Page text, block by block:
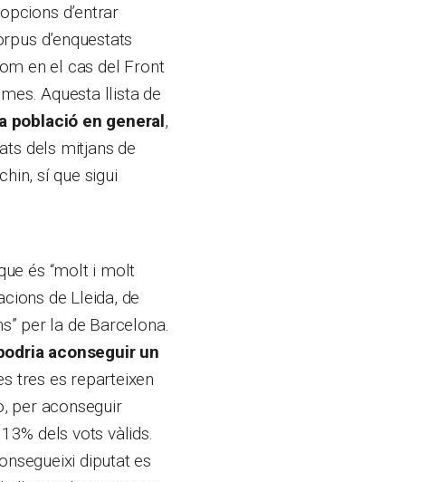
d’entrar
d’enquestats
en el cas del Front
Aquesta llista de
població en general,
dels mitjans de
sí que sigui
és “molt i molt
de Lleida, de
per la de Barcelona.
aconseguir un
tres es reparteixen
per aconseguir
dels vots vàlids.
diputat es